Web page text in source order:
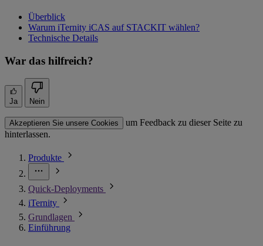
Überblick
Warum iTernity iCAS auf STACKIT wählen?
Technische Details
War das hilfreich?
Ja Nein
Akzeptieren Sie unsere Cookies
um Feedback zu dieser Seite zu
hinterlassen.
Produkte
Quick-Deployments
iTernity
Grundlagen
Einführung